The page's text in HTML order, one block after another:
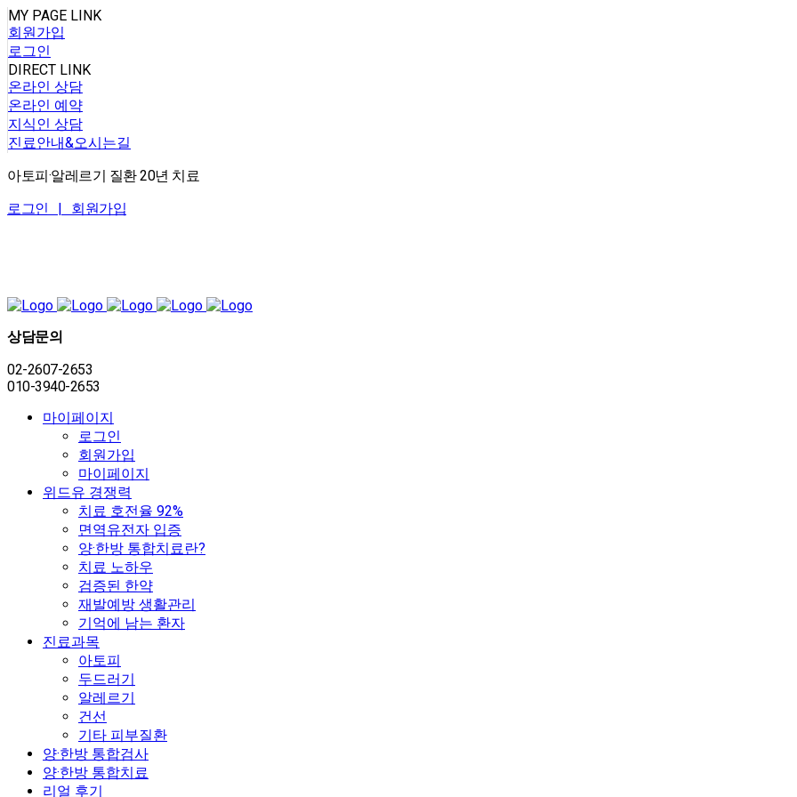
MY PAGE LINK
회원가입
로그인
DIRECT LINK
온라인 상담
온라인 예약
지식인 상담
진료안내&오시는길
아토피·알레르기 질환 20년 치료
로그인 | 회원가입
상담문의
02-2607-2653
010-3940-2653
마이페이지
로그인
회원가입
마이페이지
위드유 경쟁력
치료 호전율 92%
면역유전자 입증
양·한방 통합치료란?
치료 노하우
검증된 한약
재발예방 생활관리
기억에 남는 환자
진료과목
아토피
두드러기
알레르기
건선
기타 피부질환
양·한방 통합검사
양·한방 통합치료
리얼 후기